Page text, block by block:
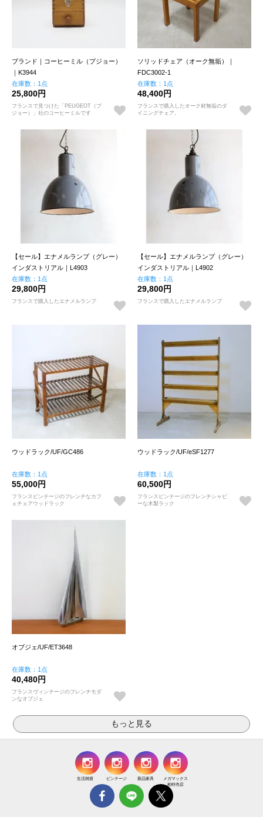
ブランド｜コーヒーミル（プジョー）
｜K3944
在庫数：1点
25,800円
フランスで見つけた「PEUGEOT（プ
ジョー）」社のコーヒーミルです
ソリッドチェア（オーク無垢）｜
FDC3002-1
在庫数：1点
48,400円
フランスで購入したオーク材無垢のダ
イニングチェア。
【セール】エナメルランプ（グレー）
インダストリアル｜L4903
在庫数：1点
29,800円
フランスで購入したエナメルランプ
【セール】エナメルランプ（グレー）
インダストリアル｜L4902
在庫数：1点
29,800円
フランスで購入したエナメルランプ
ウッドラック/UF/GC486
在庫数：1点
55,000円
フランスビンテージのフレンチなカフ
ェチェアウッドラック
ウッドラック/UF/eSF1277
在庫数：1点
60,500円
フランスビンテージのフレンチシャビ
ーな木製ラック
オブジェ/UF/ET3648
在庫数：1点
40,480円
フランスヴィンテージのフレンチモダ
ンなオブジェ
生活雑貨 ビンテージ 新品家具
メガマックス
柏特売店